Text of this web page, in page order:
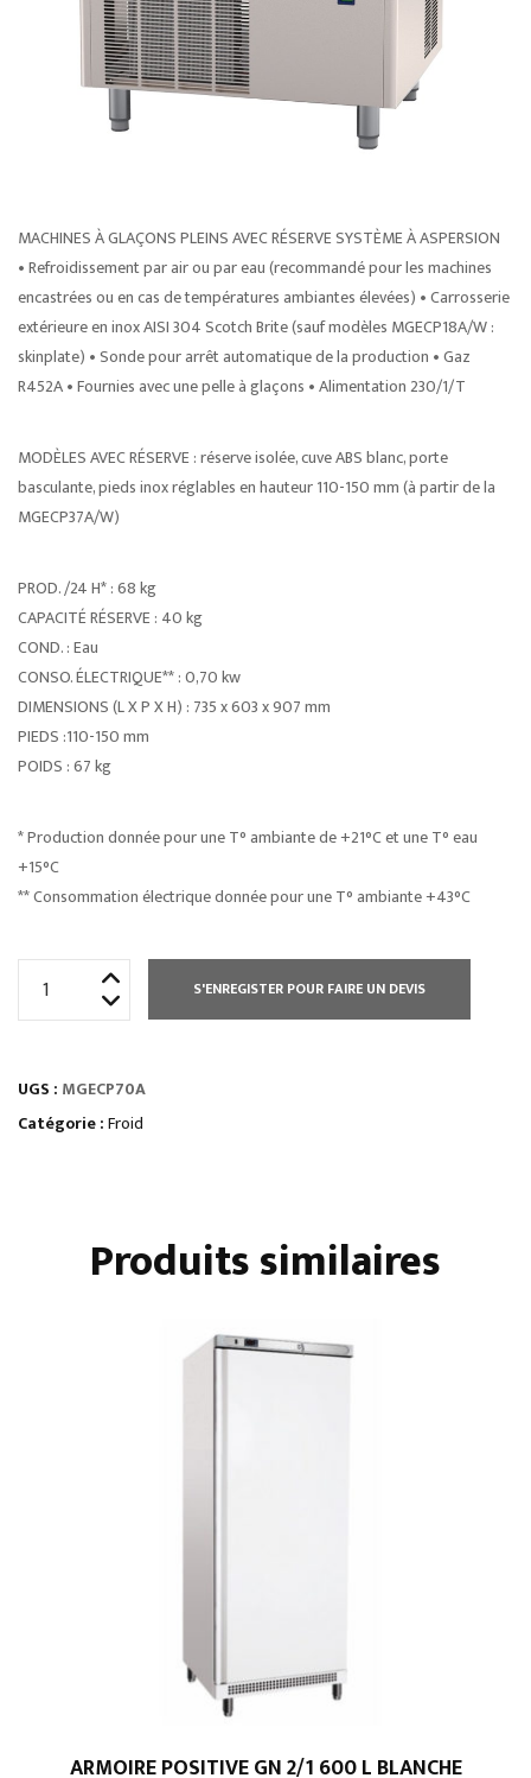
MACHINES À GLAÇONS PLEINS AVEC RÉSERVE SYSTÈME À ASPERSION
• Refroidissement par air ou par eau (recommandé pour les machines
encastrées ou en cas de températures ambiantes élevées) • Carrosserie
extérieure en inox AISI 304 Scotch Brite (sauf modèles MGECP18A/W :
skinplate) • Sonde pour arrêt automatique de la production • Gaz
R452A • Fournies avec une pelle à glaçons • Alimentation 230/1/T
MODÈLES AVEC RÉSERVE : réserve isolée, cuve ABS blanc, porte
basculante, pieds inox réglables en hauteur 110-150 mm (à partir de la
MGECP37A/W)
PROD. /24 H* : 68 kg
CAPACITÉ RÉSERVE : 40 kg
COND. : Eau
CONSO. ÉLECTRIQUE** : 0,70 kw
DIMENSIONS (L X P X H) : 735 x 603 x 907 mm
PIEDS :110-150 mm
POIDS : 67 kg
* Production donnée pour une T° ambiante de +21°C et une T° eau
+15°C
** Consommation électrique donnée pour une T° ambiante +43°C
GLAÇONS
PLEINS
S'ENREGISTER POUR FAIRE UN DEVIS
UGS : MGECP70A
Catégorie :Froid
Produits similaires
ARMOIRE POSITIVE GN 2/1 600 L BLANCHE